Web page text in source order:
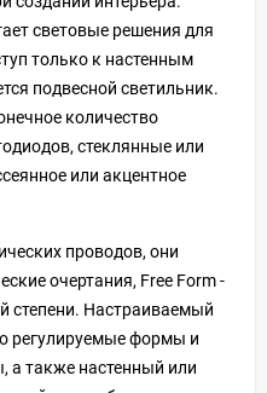
световые решения для
только к настенным
подвесной светильник.
количество
стеклянные или
или акцентное
проводов, они
очертания, Free Form -
степени. Настраиваемый
регулируемые формы и
а также настенный или